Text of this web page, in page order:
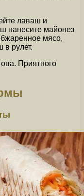
лаваш и
нанесите майонез
мясо,
в рулет.
Приятного